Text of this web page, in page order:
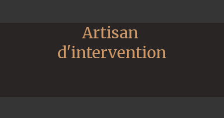
Artisan
d'intervention